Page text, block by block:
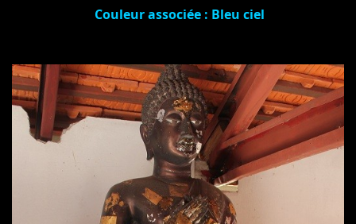
Couleur associée : Bleu ciel